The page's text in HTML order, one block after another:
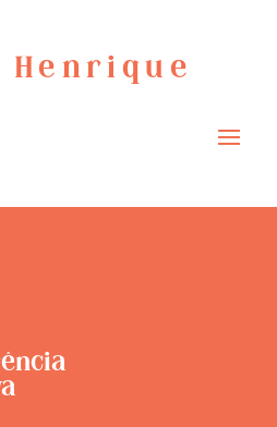
Henrique